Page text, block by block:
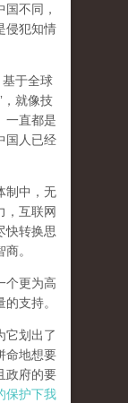
不同，
侵犯知情
基于全球
，就像技
一直都是
国人已经
制中，无
，互联网
快转换思
商。
个更为高
支持。
它划出了
命地想要
政府的要
保护下我